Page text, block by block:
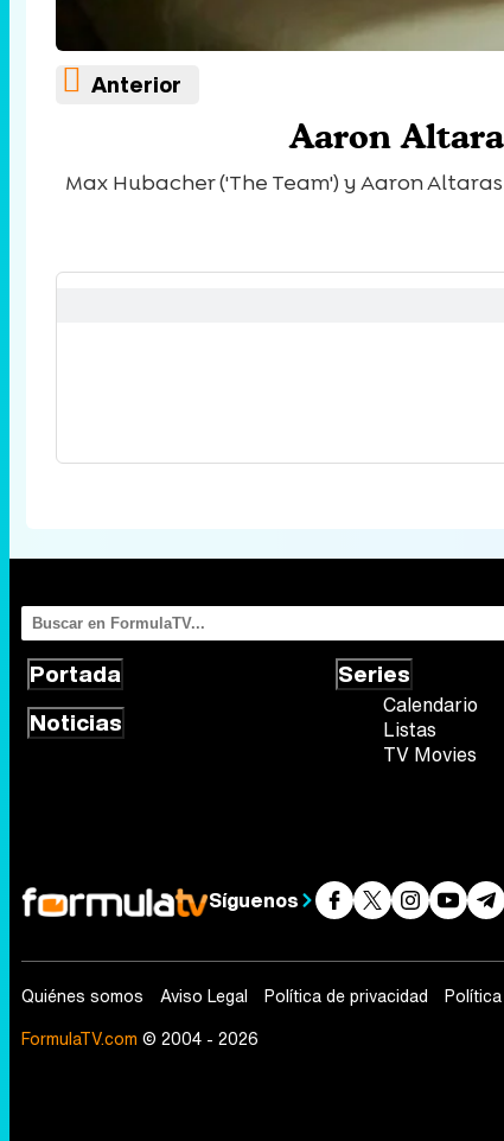
Anterior
Aaron
Max Hubacher ('The Team') y Aaron
Portada
Noticias
Series
Calendario
Listas
TV Movies
Síguenos
Quiénes somos Aviso Legal Política de privacidad
FormulaTV.com © 2004 - 2026